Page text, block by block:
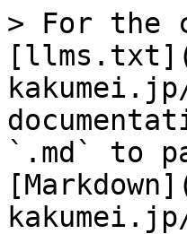
> For the
`.md` to